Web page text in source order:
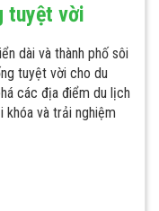
tuyệt vời
dài và thành phố sôi
tuyệt vời cho du
các địa điểm du lịch
khóa và trải nghiệm